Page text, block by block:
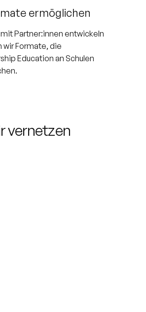
ermöglichen
Partner:innen entwickeln
wir Formate, die
Education an Schulen
vernetzen